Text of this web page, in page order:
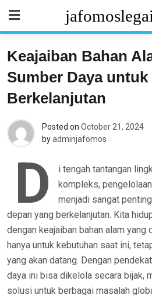
content
Keajaiban Bahan
Sumber Daya untuk
Berkelanjutan
Posted on October 21, 2024
byadminjafomos
D
i tengah tantangan
kompleks,
menjadi sangat
depan yang berkelanjutan. Kita
dengan keajaiban bahan alam
hanya untuk kebutuhan saat ini,
yang akan datang. Dengan
daya ini bisa dikelola secara bijak,
solusi untuk berbagai masalah